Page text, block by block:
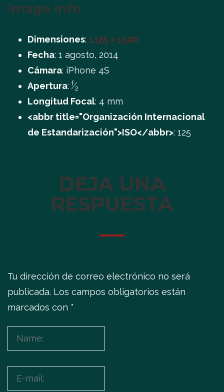
image Info
Dimensiones: 1.125 × 1.500
Fecha: 1 agosto, 2014
Cámara: iPhone 4S
Apertura: f⁄2
Longitud Focal: 4 mm
<abbr title="Organización Internacional
de Estandarización">ISO</abbr>: 125
DEJA UNA
RESPUESTA
Tu dirección de correo electrónico no será
publicada. Los campos obligatorios están
marcados con *